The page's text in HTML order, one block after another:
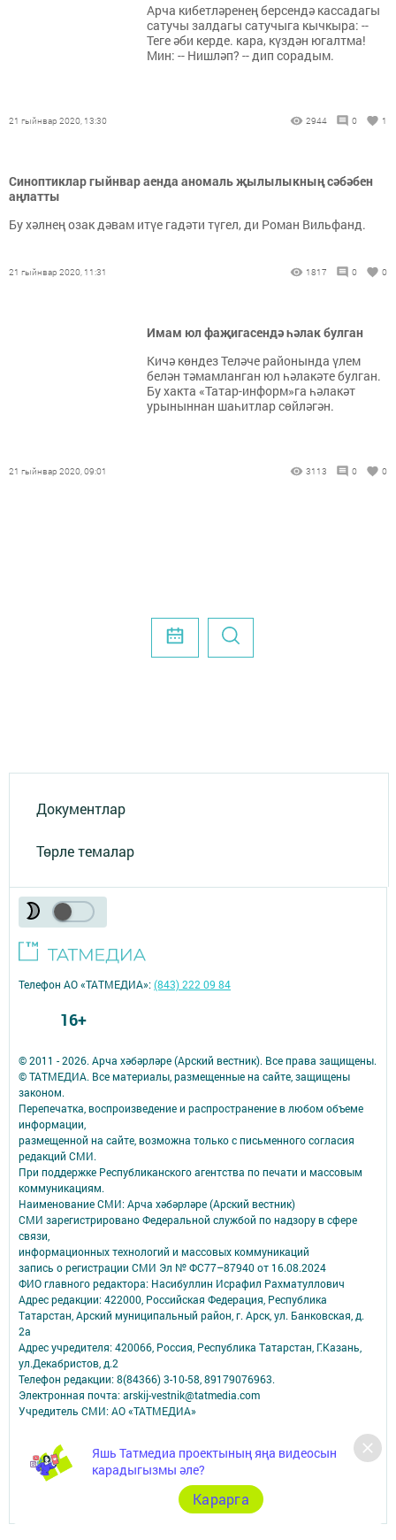
Арча кибетләренең берсендә кассадагы
сатучы залдагы сатучыга кычкыра: --
Теге әби керде. кара, күздән югалтма!
Мин: -- Нишләп? -- дип сорадым.
21 гыйнвар 2020, 13:30 2944 0 1
Синоптиклар гыйнвар аенда аномаль җылылыкның сәбәбен
аңлатты
Бу хәлнең озак дәвам итүе гадәти түгел, ди Роман Вильфанд.
21 гыйнвар 2020, 11:31 1817 0 0
Имам юл фаҗигасендә һәлак булган
Кичә көндез Теләче районында үлем
белән тәмамланган юл һәлакәте булган.
Бу хакта «Татар-информ»га һәлакәт
урыныннан шаһитлар сөйләгән.
21 гыйнвар 2020, 09:01 3113 0 0
Документлар
Төрле темалар
Яшь Татмедиа проектының яңа видеосын
карадыгызмы әле?
Карарга
© 2011 - 2026. Арча хәбәрләре (Арский вестник). Все права защищены.
© ТАТМЕДИА. Все материалы, размещенные на сайте, защищены
законом.
Перепечатка, воспроизведение и распространение в любом объеме
информации,
размещенной на сайте, возможна только с письменного согласия
редакций СМИ.
При поддержке Республиканского агентства по печати и массовым
коммуникациям.
Наименование СМИ: Арча хәбәрләре (Арский вестник)
СМИ зарегистрировано Федеральной службой по надзору в сфере
связи,
информационных технологий и массовых коммуникаций
запись о регистрации СМИ Эл № ФС77–87940 от 16.08.2024
ФИО главного редактора: Насибуллин Исрафил Рахматуллович
Адрес редакции: 422000, Российская Федерация, Республика
Татарстан, Арский муниципальный район, г. Арск, ул. Банковская, д.
2а
Адрес учредителя: 420066, Россия, Республика Татарстан, Г.Казань,
ул.Декабристов, д.2
Телефон редакции: 8(84366) 3-10-58, 89179076963.
Электронная почта: arskij-vestnik@tatmedia.com
Учредитель СМИ: АО «ТАТМЕДИА»
Антикоррупционная политика
АО «ТАТМЕДИА» использует «cookie»для персонализации сервисов и
удобства пользователей сайтом.
Использование «cookie» можно отменить в настройках браузера.
Политика конфиденциальности
Телефон АО «ТАТМЕДИА»:(843) 222 09 84
16+